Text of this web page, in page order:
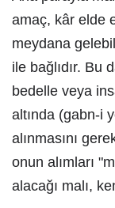
amaç, kâr elde
meydana
ile bağlıdır. Bu
bedelle veya
altında (gabn-i
alınmasını
onun alımları
alacağı malı,